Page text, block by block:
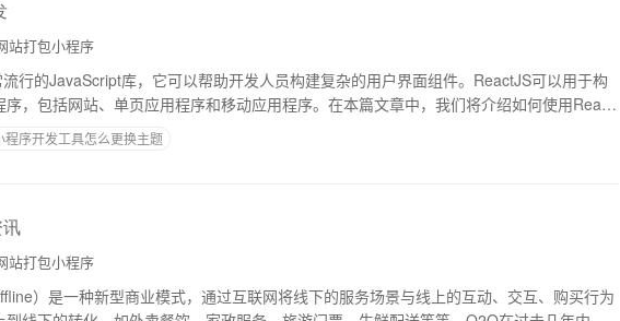
站打包小程序
行的JavaScript库，它可以帮助开发人员构建复杂的用户界面组件。ReactJS可以用于构
序，包括网站、单页应用程序和移动应用程序。在本篇文章中，我们将介绍如何使用React
是小程序？小程
程序开发工具怎么更换主题
讯
站打包小程序
）是一种新型商业模式，通过互联网将线下的服务场景与线上的互动、交互、购买行为